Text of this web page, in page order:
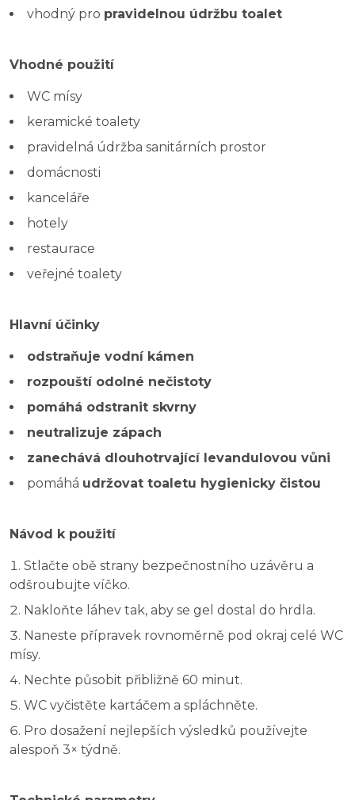
vhodný pro pravidelnou údržbu toalet
Vhodné použití
WC mísy
keramické toalety
pravidelná údržba sanitárních prostor
domácnosti
kanceláře
hotely
restaurace
veřejné toalety
Hlavní účinky
odstraňuje vodní kámen
rozpouští odolné nečistoty
pomáhá odstranit skvrny
neutralizuje zápach
zanechává dlouhotrvající levandulovou vůni
pomáhá udržovat toaletu hygienicky čistou
Návod k použití
Stlačte obě strany bezpečnostního uzávěru a
odšroubujte víčko.
Nakloňte láhev tak, aby se gel dostal do hrdla.
Naneste přípravek rovnoměrně pod okraj celé WC
mísy.
Nechte působit přibližně 60 minut.
WC vyčistěte kartáčem a spláchněte.
Pro dosažení nejlepších výsledků používejte
alespoň 3× týdně.